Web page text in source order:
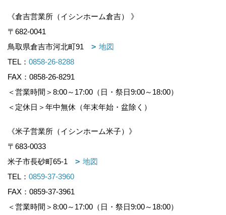
《倉吉営業所（イシンホーム倉吉） 》
〒682-0041
鳥取県倉吉市河北町91
地図
TEL： 0858-26-8288
FAX：0858-26-8291
＜営業時間＞8:00～17:00（日・祭日9:00～18:00）
＜定休日＞年中無休（年末年始・盆除く）
《米子営業所（イシンホーム米子）》
〒683-0033
米子市長砂町65-1
地図
TEL： 0859-37-3960
FAX：0859-37-3961
＜営業時間＞8:00～17:00（日・祭日9:00～18:00）